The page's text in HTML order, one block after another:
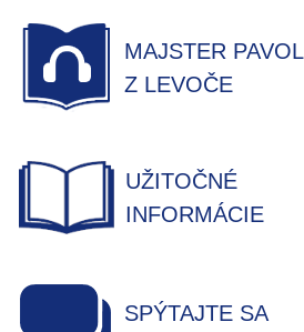
MAJSTER PAVOL
Z LEVOČE
UŽITOČNÉ
INFORMÁCIE
SPÝTAJTE SA